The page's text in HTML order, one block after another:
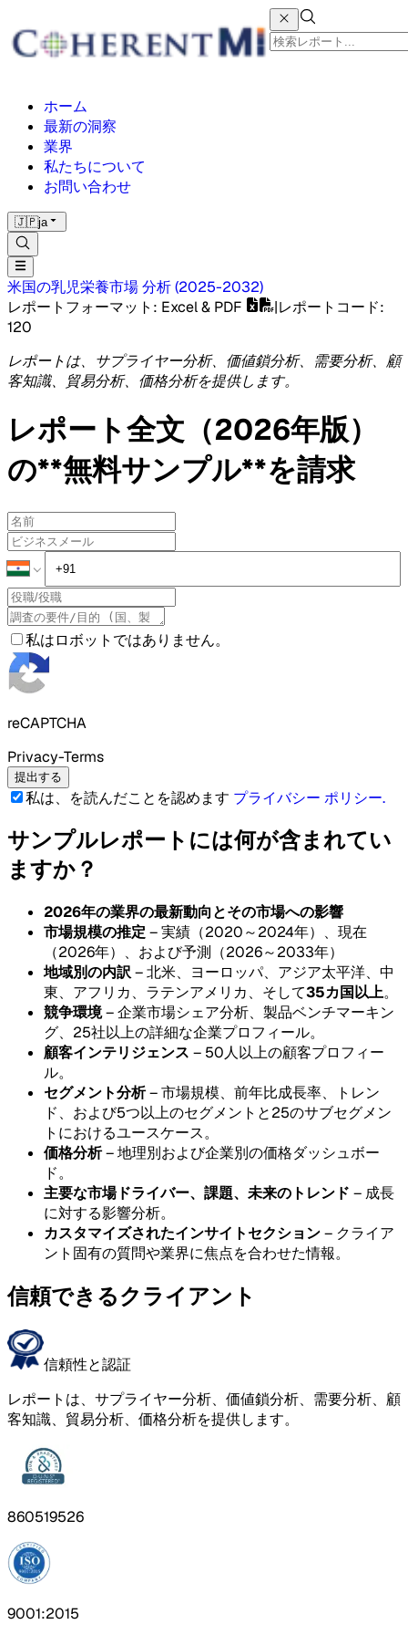
ホーム
最新の洞察
業界
私たちについて
お問い合わせ
🇯🇵ja
米国の乳児栄養市場分析(2025-2032)
レポートフォーマット : Excel & PDF |レポートコード:
120
レポートは、サプライヤー分析、価値鎖分析、需要分析、顧
客知識、貿易分析、価格分析を提供します。
レポート全文（2026年版）
の**無料サンプル**を請求
私はロボットではありません。
reCAPTCHA
Privacy-Terms
提出する
私は、を読んだことを認めます プライバシー ポリシー.
サンプルレポートには何が含まれてい
ますか？
2026年の業界の最新動向とその市場への影響
市場規模の推定– 実績（2020～2024年）、現在
（2026年）、および予測（2026～2033年）
地域別の内訳– 北米、ヨーロッパ、アジア太平洋、中
東、アフリカ、ラテンアメリカ、そして35カ国以上。
競争環境– 企業市場シェア分析、製品ベンチマーキン
グ、25社以上の詳細な企業プロフィール。
顧客インテリジェンス – 50人以上の顧客プロフィー
ル。
セグメント分析– 市場規模、前年比成長率、トレン
ド、および5つ以上のセグメントと25のサブセグメン
トにおけるユースケース。
価格分析– 地理別および企業別の価格ダッシュボー
ド。
主要な市場ドライバー、課題、未来のトレンド – 成長
に対する影響分析。
カスタマイズされたインサイトセクション– クライア
ント固有の質問や業界に焦点を合わせた情報。
信頼できるクライアント
信頼性と認証
レポートは、サプライヤー分析、価値鎖分析、需要分析、顧
客知識、貿易分析、価格分析を提供します。
860519526
9001:2015